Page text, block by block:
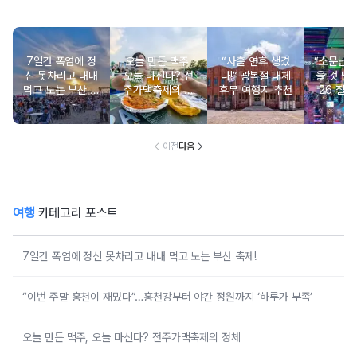
7일간 폭염에 정
신 못차리고 내내
먹고 노는 부산 축
제!
오늘 만든 맥주,
오늘 마신다? 전
주가맥축제의 정
체
“사흘 연휴 생겼
다!” 광복절 대체
휴무 여행지 추천
“소문난
을 것 많
26 칠性
야맥페
봐야 하
이전다음
여행 카테고리 포스트
7일간 폭염에 정신 못차리고 내내 먹고 노는 부산 축제!
“이번 주말 홍천이 재밌다”…홍천강부터 야간 정원까지 ‘하루가 부족’
오늘 만든 맥주, 오늘 마신다? 전주가맥축제의 정체